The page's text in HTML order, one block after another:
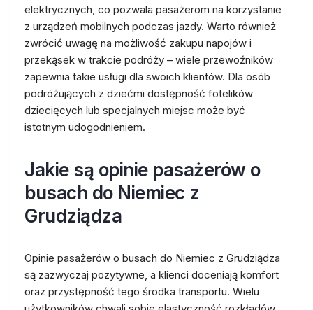
elektrycznych, co pozwala pasażerom na korzystanie
z urządzeń mobilnych podczas jazdy. Warto również
zwrócić uwagę na możliwość zakupu napojów i
przekąsek w trakcie podróży – wiele przewoźników
zapewnia takie usługi dla swoich klientów. Dla osób
podróżujących z dziećmi dostępność fotelików
dziecięcych lub specjalnych miejsc może być
istotnym udogodnieniem.
Jakie są opinie pasażerów o
busach do Niemiec z
Grudziądza
Opinie pasażerów o busach do Niemiec z Grudziądza
są zazwyczaj pozytywne, a klienci doceniają komfort
oraz przystępność tego środka transportu. Wielu